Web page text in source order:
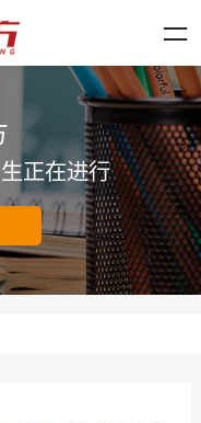
正在进行